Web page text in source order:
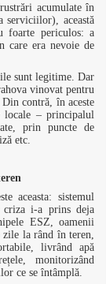
acumulate în
serviciilor), această
foarte periculos: a
care era nevoie de
sunt legitime. Dar
vinovat pentru
contră, în aceste
– principalul
prin puncte de
etc.
aceasta: sistemul
i-a prins deja
ESZ, oamenii
la rând în teren,
livrând apă
monitorizând
ce se întâmplă.